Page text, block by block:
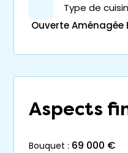
Type de
Ouverte Aménagée
Aspects
bouquet : 69 000 €